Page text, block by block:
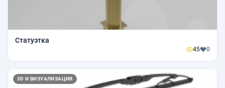
Статуэтка
45 0
3D И ВИЗУАЛИЗАЦИЯ